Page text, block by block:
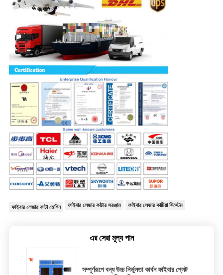
ফাইবার লেজার কাটা মেশিন ফাইবার লেজার কাটার সরঞ্জাম ফাইবার লেজার কাটিয়া সিস্টেম
এর সেরা মূল্য পান
সম্পূর্ণরূপে বন্ধ উচ্চ নির্ভুলতা কার্বন ফাইবার প্লেট